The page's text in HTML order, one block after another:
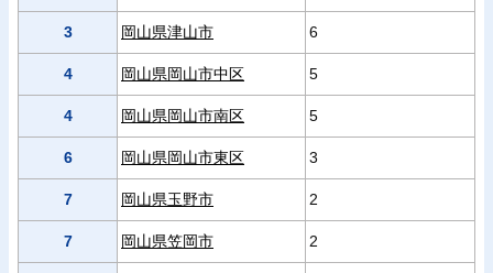
3 岡山県津山市 6
4 岡山県岡山市中区 5
4 岡山県岡山市南区 5
6 岡山県岡山市東区 3
7 岡山県玉野市 2
7 岡山県笠岡市 2